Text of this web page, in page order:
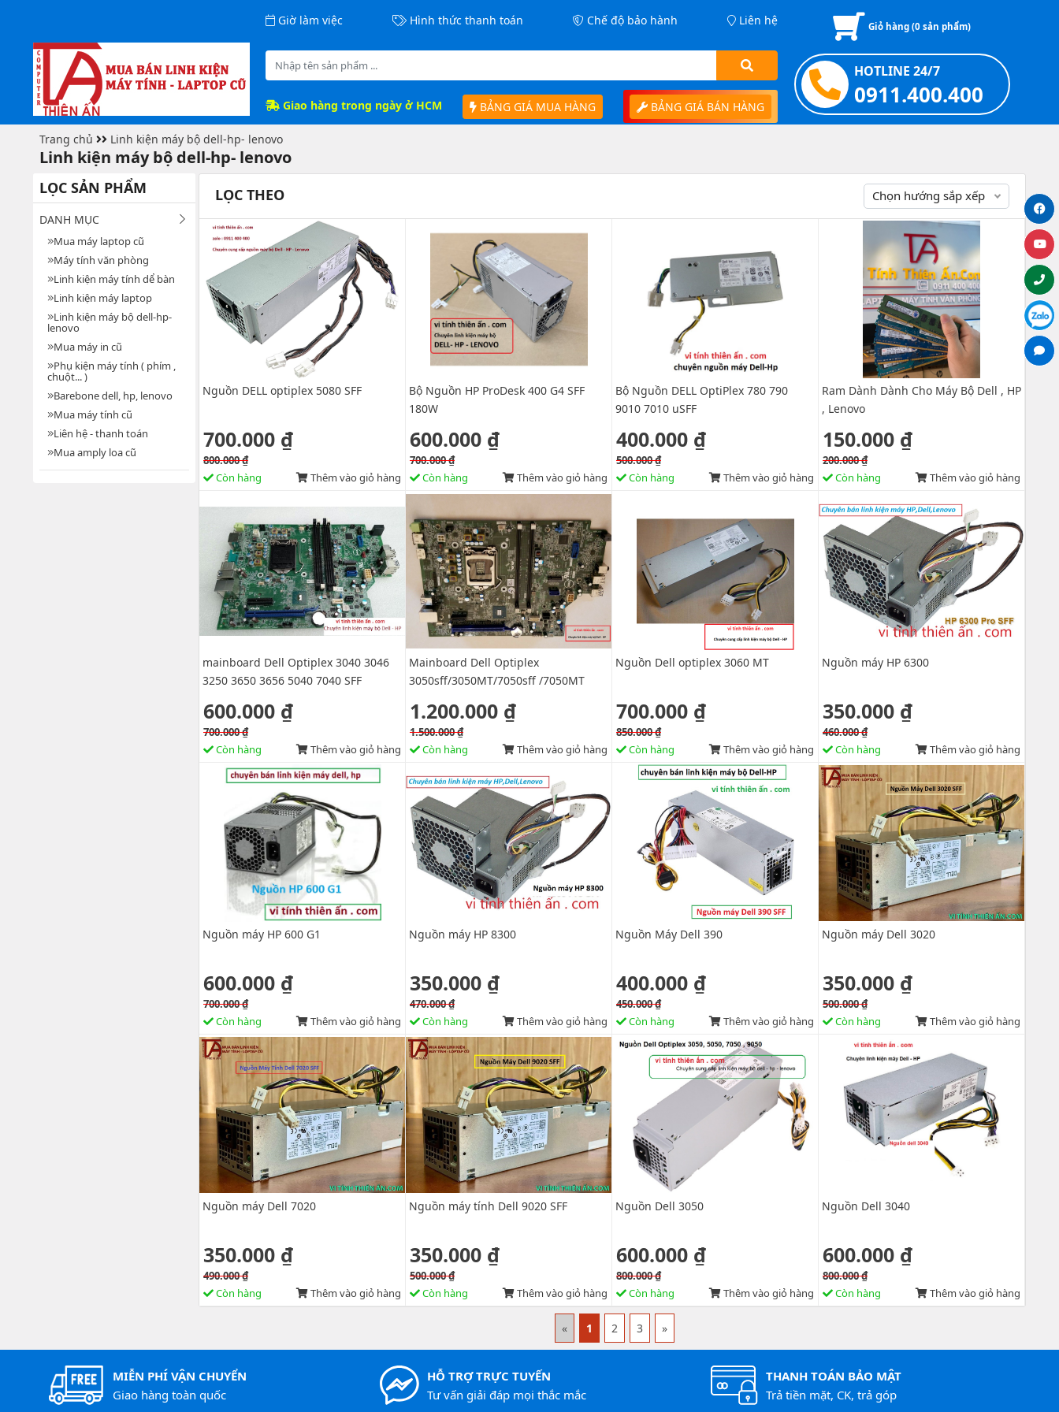
Giờ làm việc Hình thức thanh toán Chế độ bảo hành Liên hệ
Giao hàng trong ngày ở HCM BẢNG GIÁ MUA HÀNG BẢNG GIÁ BÁN HÀNG
Giỏ hàng (0 sản phẩm)
HOTLINE 24/7
0911.400.400
Trang chủ Linh kiện máy bộ dell-hp- lenovo
Linh kiện máy bộ dell-hp- lenovo
LỌC SẢN PHẨM
DANH MỤC
Mua máy laptop cũ
Máy tính văn phòng
Linh kiện máy tính dể bàn
Linh kiện máy laptop
Linh kiện máy bộ dell-hp-
lenovo
Mua máy in cũ
Phụ kiện máy tính ( phím ,
chuột... )
Barebone dell, hp, lenovo
Mua máy tính cũ
Liên hệ - thanh toán
Mua amply loa cũ
LỌC THEO Chọn hướng sắp xếp
Nguồn DELL optiplex 5080 SFF
700.000 ₫
800.000 ₫
Còn hàng
Thêm vào giỏ hàng
Bộ Nguồn HP ProDesk 400 G4 SFF
180W
600.000 ₫
700.000 ₫
Còn hàng
Thêm vào giỏ hàng
Bộ Nguồn DELL OptiPlex 780 790
9010 7010 uSFF
400.000 ₫
500.000 ₫
Còn hàng
Thêm vào giỏ hàng
Ram Dành Dành Cho Máy Bộ Dell , HP
, Lenovo
150.000 ₫
200.000 ₫
Còn hàng
Thêm vào giỏ hàng
mainboard Dell Optiplex 3040 3046
3250 3650 3656 5040 7040 SFF
600.000 ₫
700.000 ₫
Còn hàng
Thêm vào giỏ hàng
Mainboard Dell Optiplex
3050sff/3050MT/7050sff /7050MT
1.200.000 ₫
1.500.000 ₫
Còn hàng
Thêm vào giỏ hàng
Nguồn Dell optiplex 3060 MT
700.000 ₫
850.000 ₫
Còn hàng
Thêm vào giỏ hàng
Nguồn máy HP 6300
350.000 ₫
460.000 ₫
Còn hàng
Thêm vào giỏ hàng
Nguồn máy HP 600 G1
600.000 ₫
700.000 ₫
Còn hàng
Thêm vào giỏ hàng
Nguồn máy HP 8300
350.000 ₫
470.000 ₫
Còn hàng
Thêm vào giỏ hàng
Nguồn Máy Dell 390
400.000 ₫
450.000 ₫
Còn hàng
Thêm vào giỏ hàng
Nguồn máy Dell 3020
350.000 ₫
500.000 ₫
Còn hàng
Thêm vào giỏ hàng
Nguồn máy Dell 7020
350.000 ₫
490.000 ₫
Còn hàng
Thêm vào giỏ hàng
Nguồn máy tính Dell 9020 SFF
350.000 ₫
500.000 ₫
Còn hàng
Thêm vào giỏ hàng
Nguồn Dell 3050
600.000 ₫
800.000 ₫
Còn hàng
Thêm vào giỏ hàng
Nguồn Dell 3040
600.000 ₫
800.000 ₫
Còn hàng
Thêm vào giỏ hàng
« 1 2 3 »
MIỄN PHÍ VẬN CHUYỂN
Giao hàng toàn quốc
HỖ TRỢ TRỰC TUYẾN
Tư vấn giải đáp mọi thắc mắc
THANH TOÁN BẢO MẬT
Trả tiền mặt, CK, trả góp